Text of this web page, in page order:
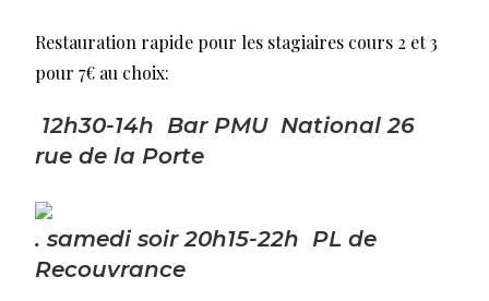
Restauration rapide pour les stagiaires cours 2 et 3
pour 7€ au choix:
12h30-14h Bar PMU National 26
rue de la Porte
. samedi soir 20h15-22h PL de
Recouvrance